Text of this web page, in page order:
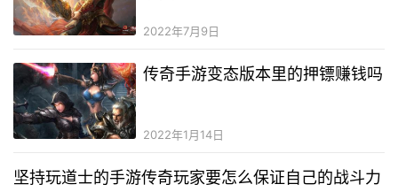
2022年7月9日
传奇手游变态版本里的押镖赚钱吗
2022年1月14日
坚持玩道士的手游传奇玩家要怎么保证自己的战斗力